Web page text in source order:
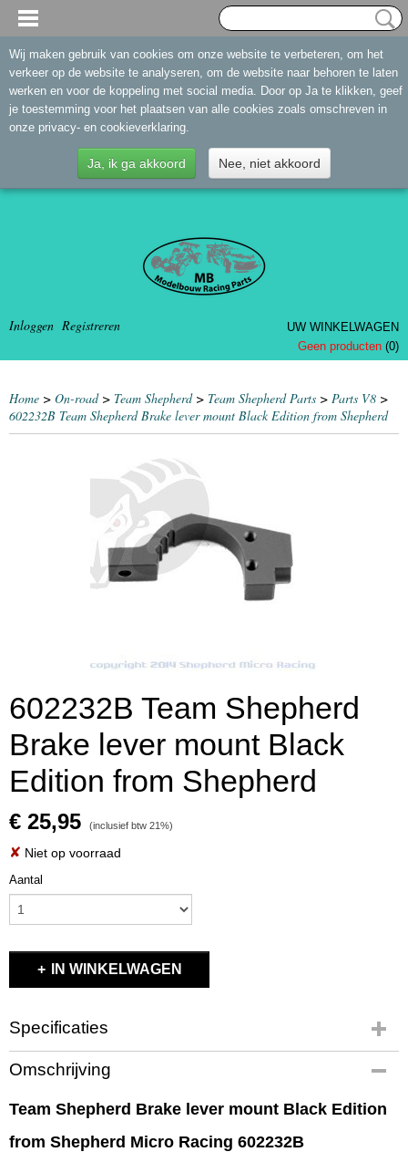
Inloggen Registreren
UW WINKELWAGEN
Geen producten (0)
Home > On-road> Team Shepherd> Team Shepherd Parts > Parts V8 >
602232B Team Shepherd Brake lever mount Black Edition from Shepherd
602232B Team Shepherd
Brake lever mount Black
Edition from Shepherd
€ 25,95 (inclusief btw 21%)
✘ Niet op voorraad
Aantal
IN WINKELWAGEN
Specificaties
Productcode
602232B
EAN code
Productcode leverancier
Omschrijving
Team Shepherd Brake lever mount Black Edition
from Shepherd Micro Racing 602232B
Wij maken gebruik van cookies om onze website te verbeteren, om het
verkeer op de website te analyseren, om de website naar behoren te laten
werken en voor de koppeling met social media. Door op Ja te klikken, geef
je toestemming voor het plaatsen van alle cookies zoals omschreven in
onze privacy- en cookieverklaring.
Ja, ik ga akkoord Nee, niet akkoord